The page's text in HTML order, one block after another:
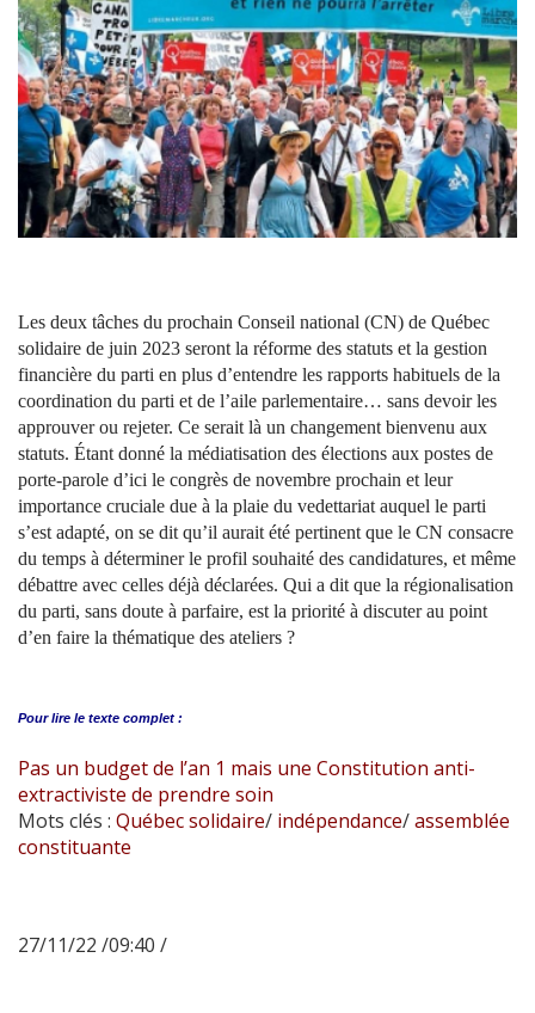
Les deux tâches du prochain Conseil national (CN) de Québec
solidaire de juin 2023 seront la réforme des statuts et la gestion
financière du parti en plus d’entendre les rapports habituels de la
coordination du parti et de l’aile parlementaire… sans devoir les
approuver ou rejeter. Ce serait là un changement bienvenu aux
statuts. Étant donné la médiatisation des élections aux postes de
porte-parole d’ici le congrès de novembre prochain et leur
importance cruciale due à la plaie du vedettariat auquel le parti
s’est adapté, on se dit qu’il aurait été pertinent que le CN consacre
du temps à déterminer le profil souhaité des candidatures, et même
débattre avec celles déjà déclarées. Qui a dit que la régionalisation
du parti, sans doute à parfaire, est la priorité à discuter au point
d’en faire la thématique des ateliers ?
Pour lire le texte complet :
Pas un budget de l’an 1 mais une Constitution anti-
extractiviste de prendre soin
Mots clés : Québec solidaire/ indépendance/assemblée
constituante
27/11/22 /09:40 /